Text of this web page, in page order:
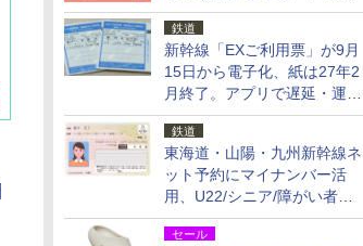
北欧猫デザイン
鉄道
新幹線「EXご利用票」が9月
15日から電子化、紙は27年2
月終了。アプリで遅延・運休
も確認可能に
鉄道
東海道・山陽・九州新幹線ネ
ット予約にマイナンバー活
用、U22/シニア/障がい者割
を9月15日から発売
セール